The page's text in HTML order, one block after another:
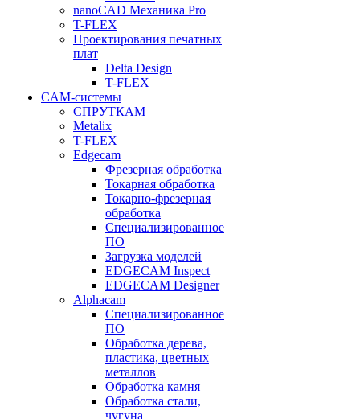
nanoCAD Механика Pro
T-FLEX
Проектирования печатных
плат
Delta Design
T-FLEX
CAM-системы
СПРУТКAM
Metalix
T-FLEX
Edgecam
Фрезерная обработка
Токарная обработка
Токарно-фрезерная
обработка
Специализированное
ПО
Загрузка моделей
EDGECAM Inspect
EDGECAM Designer
Alphacam
Специализированное
ПО
Обработка дерева,
пластика, цветных
металлов
Обработка камня
Обработка стали,
чугуна